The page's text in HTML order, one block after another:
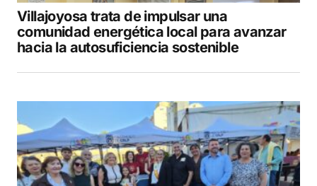
Villajoyosa trata de impulsar una
comunidad energética local para avanzar
hacia la autosuficiencia sostenible